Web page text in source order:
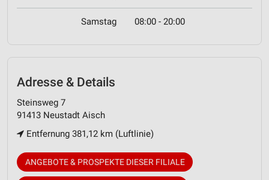
Samstag 08:00 - 20:00
Adresse & Details
Steinsweg 7
91413 Neustadt Aisch
Entfernung 381,12 km (Luftlinie)
ANGEBOTE & PROSPEKTE DIESER FILIALE